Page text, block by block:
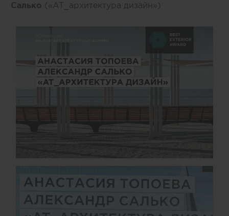
Салько («AT_архитектура дизайн»)